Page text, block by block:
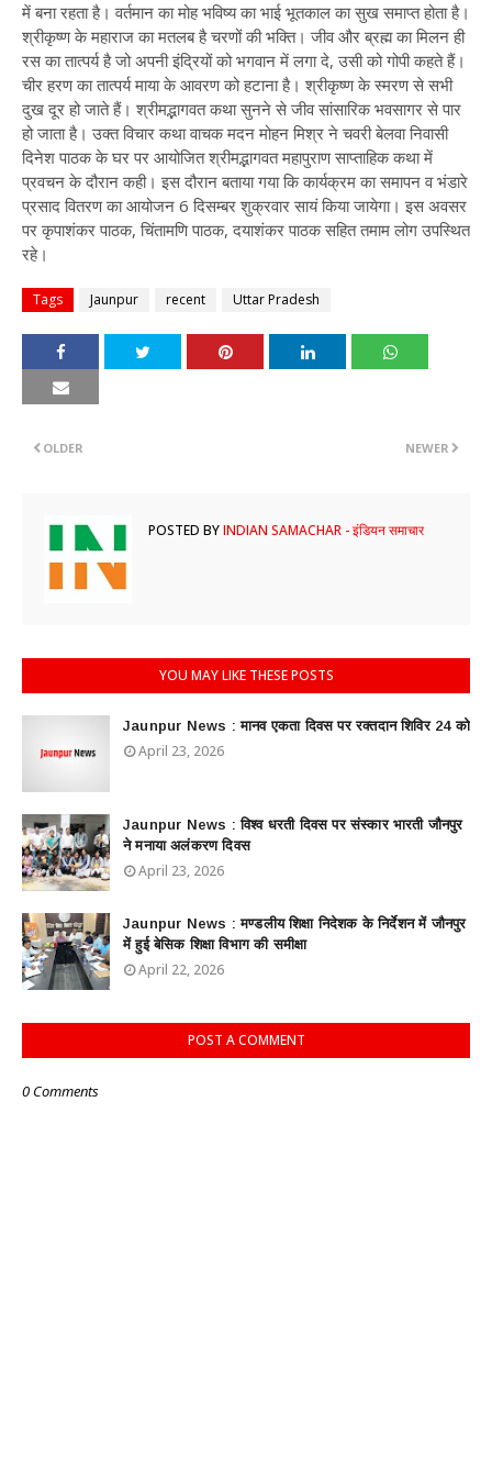
में बना रहता है। वर्तमान का मोह भविष्य का भाई भूतकाल का सुख समाप्त होता है।
श्रीकृष्ण के महाराज का मतलब है चरणों की भक्ति। जीव और ब्रह्म का मिलन ही
रस का तात्पर्य है जो अपनी इंद्रियों को भगवान में लगा दे, उसी को गोपी कहते हैं।
चीर हरण का तात्पर्य माया के आवरण को हटाना है। श्रीकृष्ण के स्मरण से सभी
दुख दूर हो जाते हैं। श्रीमद्भागवत कथा सुनने से जीव सांसारिक भवसागर से पार
हो जाता है। उक्त विचार कथा वाचक मदन मोहन मिश्र ने चवरी बेलवा निवासी
दिनेश पाठक के घर पर आयोजित श्रीमद्भागवत महापुराण साप्ताहिक कथा में
प्रवचन के दौरान कही। इस दौरान बताया गया कि कार्यक्रम का समापन व भंडारे
प्रसाद वितरण का आयोजन 6 दिसम्बर शुक्रवार सायं किया जायेगा। इस अवसर
पर कृपाशंकर पाठक, चिंतामणि पाठक, दयाशंकर पाठक सहित तमाम लोग उपस्थित
रहे।
Tags Jaunpur recent Uttar Pradesh
NEWER
OLDER
POSTED BYINDIAN SAMACHAR - इंडियन समाचार
YOU MAY LIKE THESE POSTS
Jaunpur News : ​मानव एकता दिवस पर रक्तदान शिविर 24 को
April 23, 2026
Jaunpur News : विश्व धरती दिवस पर संस्कार भारती जौनपुर
ने मनाया अलंकरण दिवस
April 23, 2026
Jaunpur News : ​मण्डलीय शिक्षा निदेशक के निर्देशन में जौनपुर
में हुई बेसिक शिक्षा विभाग की समीक्षा
April 22, 2026
POST A COMMENT
0 Comments